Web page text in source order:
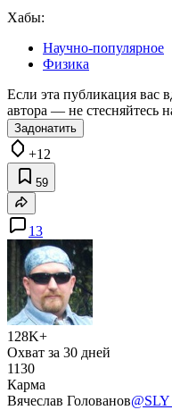
Хабы:
Научно-популярное
Физика
Если эта публикация вас
автора — не стесняйтесь
Задонатить
+12
59
13
128K+
Охват за 30 дней
1130
Карма
Вячеслав Голованов